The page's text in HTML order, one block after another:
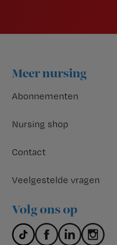
Footer
Meer nursing
Abonnementen
Nursing shop
Contact
Veelgestelde vragen
Volg ons op